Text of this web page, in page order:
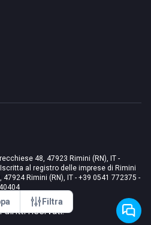
Filtra
48, 47923 Rimini (RN), IT -
al registro delle imprese di Rimini
47924 Rimini (RN), IT - +39 0541 772375 -
diritti riservati.